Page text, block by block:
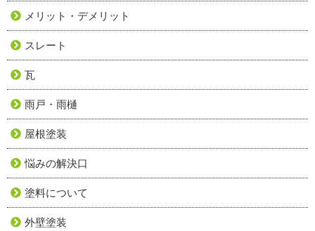
メリット・デメリット
スレート
瓦
雨戸・雨樋
屋根塗装
悩みの解決口
塗料について
外壁塗装